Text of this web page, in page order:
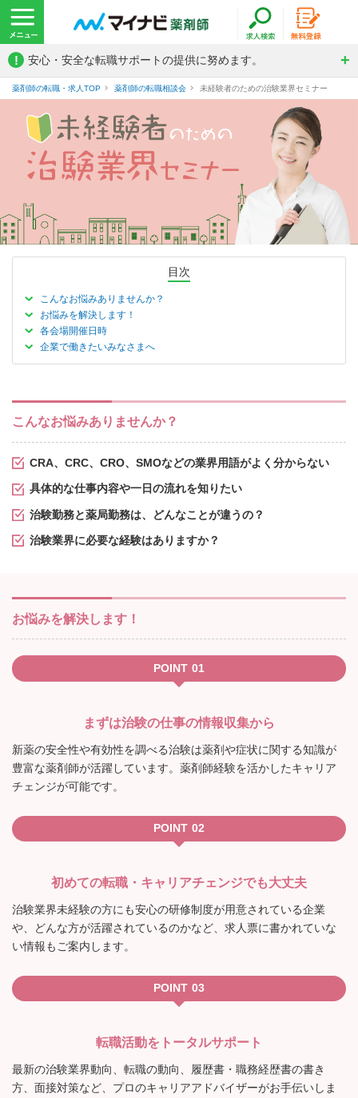
! 安心・安全な転職サポートの提供に努めます。
薬剤師の転職・求人TOP 薬剤師の転職相談会
未経験者のための治験業界セミナー
目次
こんなお悩みありませんか？
お悩みを解決します！
各会場開催日時
企業で働きたいみなさまへ
こんなお悩みありませんか？
CRA、CRC、CRO、SMOなどの業界用語がよく分からない
具体的な仕事内容や一日の流れを知りたい
治験勤務と薬局勤務は、どんなことが違うの？
治験業界に必要な経験はありますか？
お悩みを解決します！
POINT
まずは治験の仕事の情報収集から
新薬の安全性や有効性を調べる治験は薬剤や症状に関する知識が
豊富な薬剤師が活躍しています。薬剤師経験を活かしたキャリア
チェンジが可能です。
POINT
初めての転職・キャリアチェンジでも大丈夫
治験業界未経験の方にも安心の研修制度が用意されている企業
や、どんな方が活躍されているのかなど、求人票に書かれていな
い情報もご案内します。
POINT
転職活動をトータルサポート
最新の治験業界動向、転職の動向、履歴書・職務経歴書の書き
方、面接対策など、プロのキャリアアドバイザーがお手伝いしま